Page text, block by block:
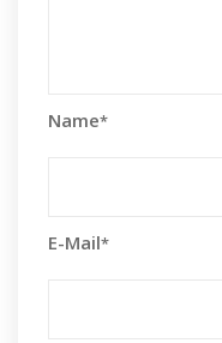
Name*
E-Mail*